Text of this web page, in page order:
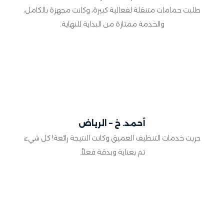
طلبت حمامات متنقلة لفعالية كبيرة، وكانت مجهزة بالكامل،
والخدمة ممتازة من البداية للنهاية.
أحمد. خ – الرياض
جربت خدمات التنظيف العميق وكانت النتيجة رائعة! كل شيء
تم بعناية وبدقة فعلاً.